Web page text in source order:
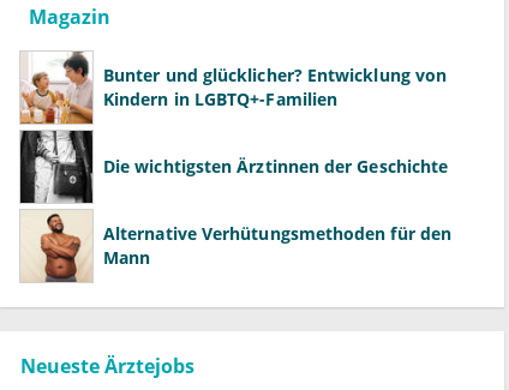
Magazin
Bunter und glücklicher? Entwicklung von
Kindern in LGBTQ+-Familien
Die wichtigsten Ärztinnen der Geschichte
Alternative Verhütungsmethoden für den
Mann
Neueste Ärztejobs